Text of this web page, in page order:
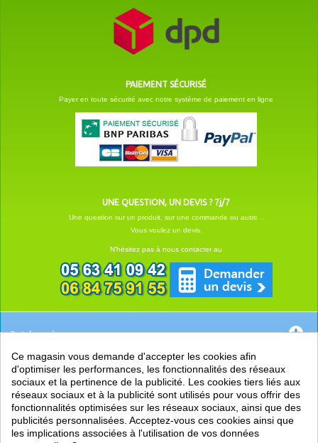
PAIEMENT SÉCURISÉ
Payer en toute sécurité avec notre système de paiement en ligne
UNE QUESTION, UN DEVIS ? 7j/7
Une question sur un produit, sur une commande ou autre...
Vous voulez un devis.
N'hésitez pas à nous contacter au
Catégories
EN SAVOIR +
PRATIQUE
LIENS
Ce magasin vous demande d'accepter les cookies afin
d'optimiser les performances, les fonctionnalités des réseaux
sociaux et la pertinence de la publicité. Les cookies tiers liés aux
réseaux sociaux et à la publicité sont utilisés pour vous offrir des
fonctionnalités optimisées sur les réseaux sociaux, ainsi que des
publicités personnalisées. Acceptez-vous ces cookies ainsi que
les implications associées à l'utilisation de vos données